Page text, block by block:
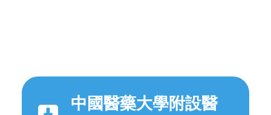
中國醫藥大學附設醫